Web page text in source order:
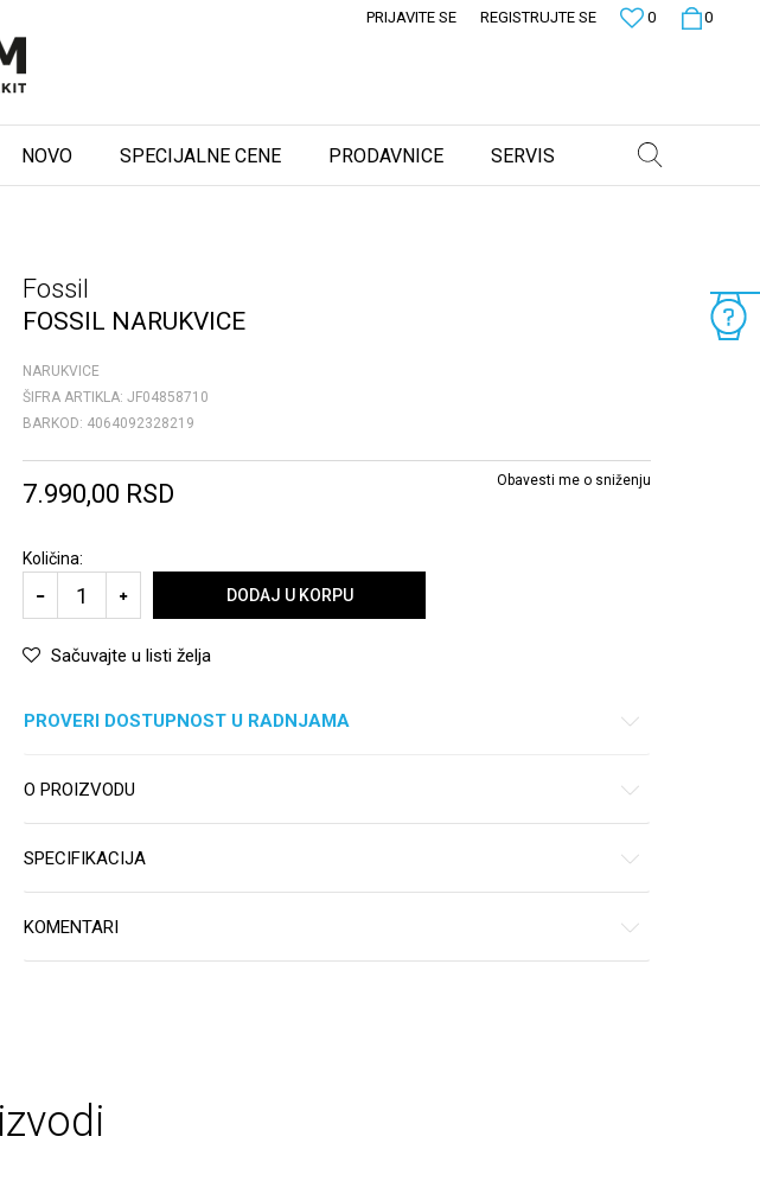
0
0
PRIJAVITE SE REGISTRUJTE SE
NOVO SPECIJALNE CENE PRODAVNICE SERVIS
Fossil
FOSSIL NARUKVICE
NARUKVICE
ŠIFRA ARTIKLA: JF04858710
BARKOD: 4064092328219
7.990,00 RSD Obavesti me o sniženju
Količina:
DODAJ U KORPU
Sačuvajte u listi želja
PROVERI DOSTUPNOST U RADNJAMA
O PROIZVODU
SPECIFIKACIJA
KOMENTARI